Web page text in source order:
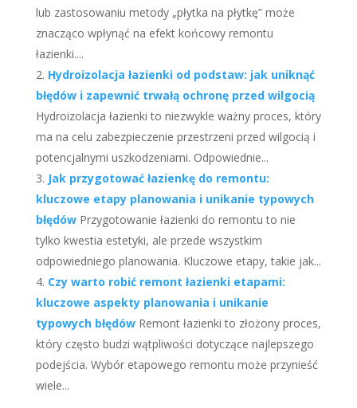
lub zastosowaniu metody „płytka na płytkę” może
znacząco wpłynąć na efekt końcowy remontu
łazienki....
Hydroizolacja łazienki od podstaw: jak uniknąć
błędów i zapewnić trwałą ochronę przed wilgocią
Hydroizolacja łazienki to niezwykle ważny proces, który
ma na celu zabezpieczenie przestrzeni przed wilgocią i
potencjalnymi uszkodzeniami. Odpowiednie...
Jak przygotować łazienkę do remontu:
kluczowe etapy planowania i unikanie typowych
błędów Przygotowanie łazienki do remontu to nie
tylko kwestia estetyki, ale przede wszystkim
odpowiedniego planowania. Kluczowe etapy, takie jak...
Czy warto robić remont łazienki etapami:
kluczowe aspekty planowania i unikanie
typowych błędów Remont łazienki to złożony proces,
który często budzi wątpliwości dotyczące najlepszego
podejścia. Wybór etapowego remontu może przynieść
wiele...